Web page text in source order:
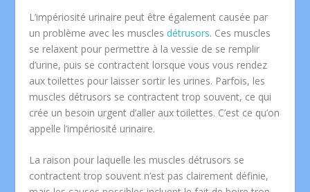
L’impériosité urinaire peut être également causée par
un problème avec les musclesdétrusors. Ces muscles
se relaxent pour permettre à la vessie de se remplir
d’urine, puis se contractent lorsque vous vous rendez
aux toilettes pour laisser sortir les urines. Parfois, les
muscles détrusors se contractent trop souvent, ce qui
crée un besoin urgent d’aller aux toilettes. C’est ce qu’on
appelle l’impériosité urinaire.
La raison pour laquelle les muscles détrusors se
contractent trop souvent n’est pas clairement définie,